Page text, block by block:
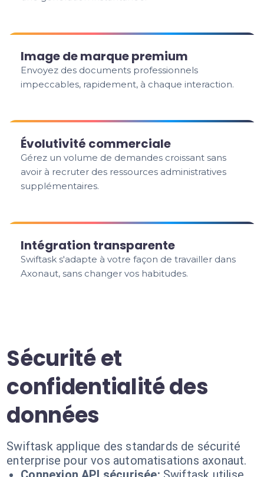
Image de marque premium
Envoyez des documents professionnels
impeccables, rapidement, à chaque interaction.
Évolutivité commerciale
Gérez un volume de demandes croissant sans
avoir à recruter des ressources administratives
supplémentaires.
Intégration transparente
Swiftask s'adapte à votre façon de travailler dans
Axonaut, sans changer vos habitudes.
Sécurité et
confidentialité des
données
Swiftask applique des standards de sécurité
enterprise pour vos automatisations axonaut.